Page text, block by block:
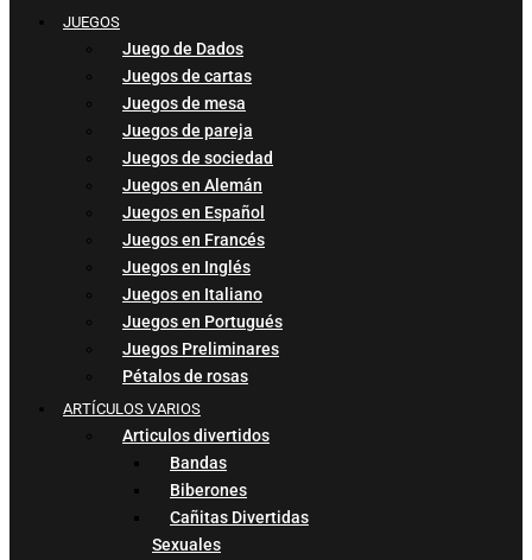
JUEGOS
Juego de Dados
Juegos de cartas
Juegos de mesa
Juegos de pareja
Juegos de sociedad
Juegos en Alemán
Juegos en Español
Juegos en Francés
Juegos en Inglés
Juegos en Italiano
Juegos en Portugués
Juegos Preliminares
Pétalos de rosas
ARTÍCULOS VARIOS
Articulos divertidos
Bandas
Biberones
Cañitas Divertidas
Sexuales